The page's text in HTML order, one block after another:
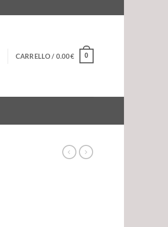
CARRELLO / 0.00€ 0